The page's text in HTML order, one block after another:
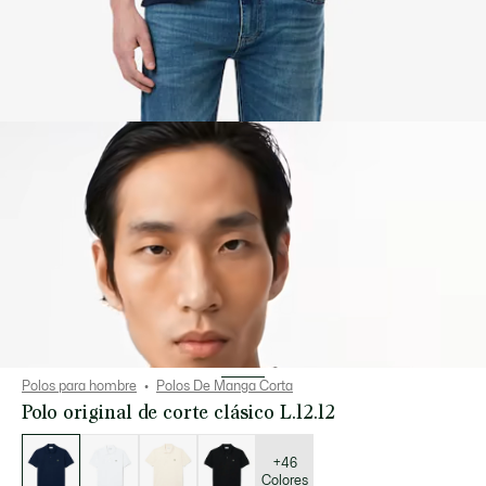
Polos para hombre Polos De Manga Corta
Polo original de corte clásico L.12.12
de
variaciones
+46
Colores